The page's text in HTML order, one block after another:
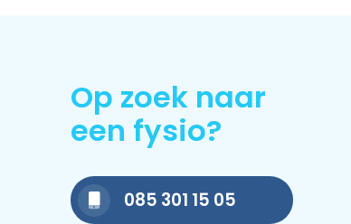
Op zoek naar
een fysio?
085 301 15 05